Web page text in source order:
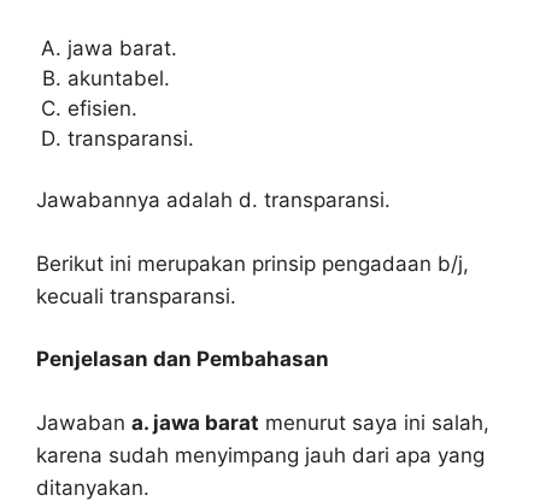
jawa barat.
akuntabel.
efisien.
transparansi.
Jawabannya adalah d. transparansi.
Berikut ini merupakan prinsip pengadaan b/j,
kecuali transparansi.
Penjelasan dan Pembahasan
Jawaban a. jawa barat menurut saya ini salah,
karena sudah menyimpang jauh dari apa yang
ditanyakan.